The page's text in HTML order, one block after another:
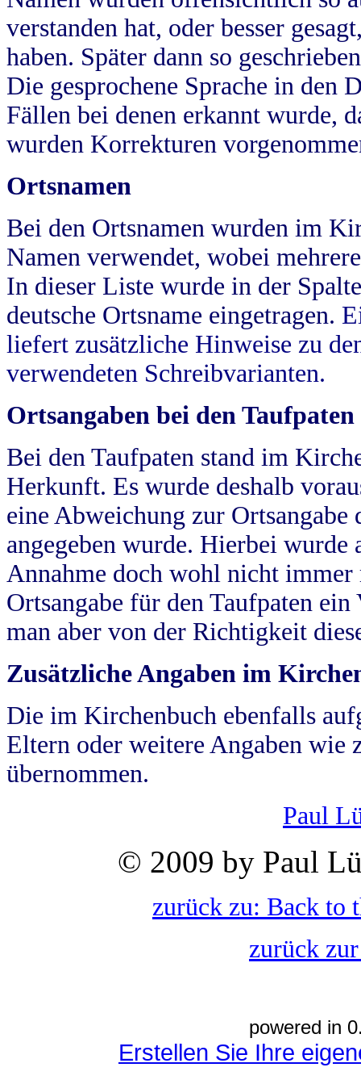
verstanden hat, oder besser
haben. Später dann so
Die gesprochene Sprache in
Fällen bei denen erkannt wurde,
wurden Korrekturen
Ortsnamen
Bei den Ortsnamen wurden im
Namen verwendet, wobei
In dieser Liste wurde in der
deutsche Ortsname eingetragen.
liefert zusätzliche Hinweise zu
verwendeten Schreibvarianten.
Ortsangaben bei den Taufpaten
Bei den Taufpaten stand im
Herkunft. Es wurde deshalb
eine Abweichung zur
angegeben wurde. Hierbei wurde
Annahme doch wohl nicht
Ortsangabe für den Taufpaten
man aber von der Richtigkeit
Zusätzliche Angaben im
Die im Kirchenbuch ebenfalls
Eltern oder weitere Angaben wie
übernommen.
Paul
© 2009 by Paul
zurück zu: Back to
zurück
powered in
Erstellen Sie Ihre